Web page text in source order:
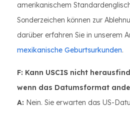
amerikanischem
Sonderzeichen können zur
darüber erfahren Sie in unserem
mexikanische Geburtsurkunden.
F: Kann USCIS nicht
wenn das Datumsformat
A: Nein. Sie erwarten das US-